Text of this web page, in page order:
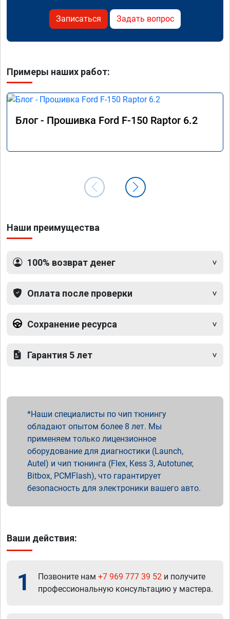
Записаться Задать вопрос
Примеры наших работ:
Блог - Прошивка Ford F-150 Raptor 6.2
Наши преимущества
100% возврат денег
Оплата после проверки
Сохранение ресурса
Гарантия 5 лет
Наши специалисты по чип тюнингу
обладают опытом более 8 лет. Мы
применяем только лицензионное
оборудование для диагностики (Launch,
Autel) и чип тюнинга (Flex, Kess 3, Autotuner,
Bitbox, PCMFlash), что гарантирует
безопасность для электроники вашего авто.
Ваши действия:
1 Позвоните нам +7 969 777 39 52 и получите
профессиональную консультацию у мастера.